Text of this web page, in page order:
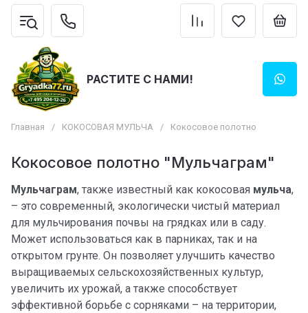
РАСТИТЕ С НАМИ!
Главная / КОКОСОВАЯ МУЛЬЧА / Кокосовое полотно
Кокосовое полотно "Мульчаграм"
Мульчаграм, также известный как кокосовая мульча,
– это современный, экологически чистый материал
для мульчирования почвы на грядках или в саду.
Может использоваться как в парниках, так и на
открытом грунте. Он позволяет улучшить качество
выращиваемых сельскохозяйственных культур,
увеличить их урожай, а также способствует
эффективной борьбе с сорняками – на территории,